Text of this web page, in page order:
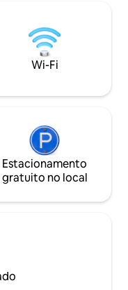
acesso a
a vinícolas locais.
com vistas
em formato de
🙏 🌺
Wi-Fi
Estacionamento
gratuito no local